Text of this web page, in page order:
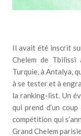
Il avait été inscrit
Chelem de Tbilissi
Turquie, à Antalya,
à se tester et à
la ranking-list. Un
qui prend d’un
compétition qui
Grand Chelem